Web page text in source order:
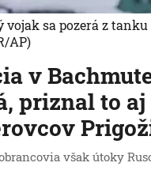
v
priznal to aj
však útoky
sa pozerá z tanku
AP)